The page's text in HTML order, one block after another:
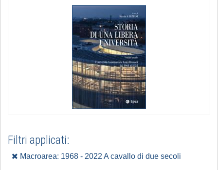
Filtri applicati:
Macroarea: 1968 - 2022 A cavallo di due secoli